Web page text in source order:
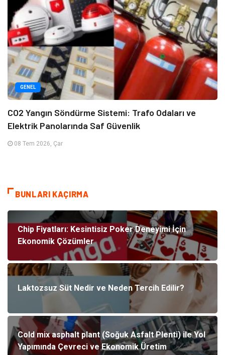
GENEL
CO2 Yangın Söndürme Sistemi: Trafo Odaları ve
Elektrik Panolarında Saf Güvenlik
08 Tem 2026, Çar
BUNLARI KAÇIRMA
Chip Fiyatları: Kesintisiz Poker Deneyimi İçin
Ekonomik Çözümler
Laktozsuz Süt Nedir ve Neden Tercih Edilir?
Cold mix asphalt plant (Soğuk Asfalt Plenti) ile Yol
Yapımında Çevreci ve Ekonomik Üretim